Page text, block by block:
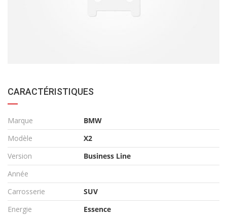
CARACTÉRISTIQUES
Marque
BMW
Modèle
X2
Version
Business Line
Année
Carrosserie
SUV
Energie
Essence